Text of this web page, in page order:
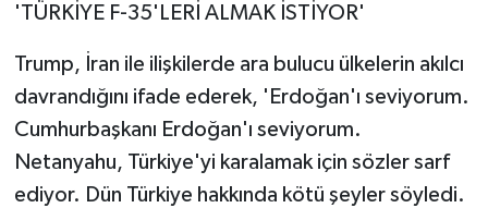
'TÜRKİYE F-35'LERİ ALMAK İSTİYOR'
Trump, İran ile ilişkilerde ara bulucu ülkelerin akılcı
davrandığını ifade ederek, 'Erdoğan'ı seviyorum.
Cumhurbaşkanı Erdoğan'ı seviyorum.
Netanyahu, Türkiye'yi karalamak için sözler sarf
ediyor. Dün Türkiye hakkında kötü şeyler söyledi.